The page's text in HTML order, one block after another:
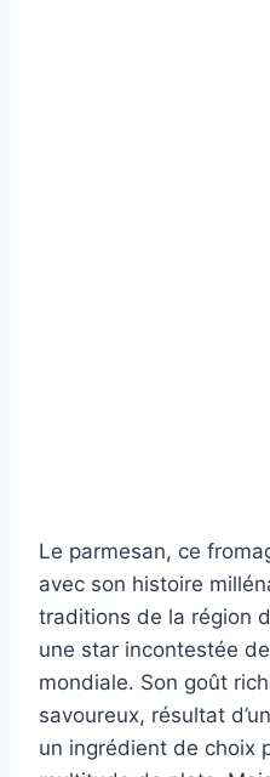
Le parmesan, ce
avec son histoire
traditions de la région
une star incontestée
mondiale. Son goût
savoureux, résultat
un ingrédient de choix